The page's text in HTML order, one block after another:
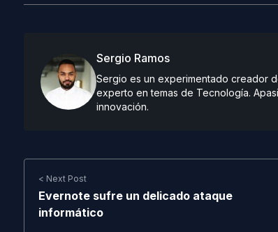
Sergio Ramos
Sergio es un experimentado creador
experto en temas de Tecnología.
innovación.
< Next Post
Evernote sufre un delicado ataque
informático